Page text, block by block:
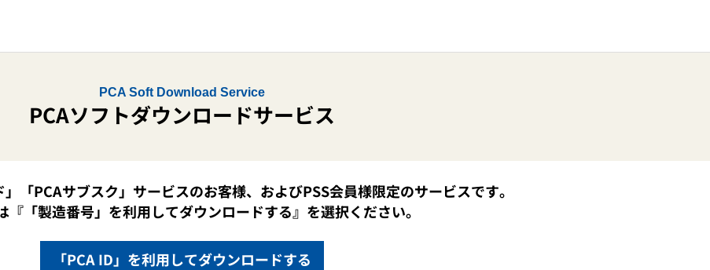
PCA Soft Download Service
PCAソフトダウンロードサービス
「PCAサブスク」サービスのお客様、およびPSS会員様限定のサービスです。
「製造番号」を利用してダウンロードする』を選択ください。
「PCA ID」を利用してダウンロードする